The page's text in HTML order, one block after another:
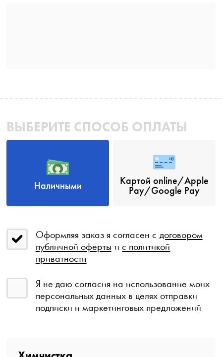
ВЫБЕРИТЕ СПОСОБ ОПЛАТЫ
Наличными
Картой online/Apple
Pay/Google Pay
Оформляя заказ я согласен с договором
публичной оферты и с политикой
приватности
Я не даю согласия на использование моих
персональных данных в целях отправки
подписки и маркетинговых предложений